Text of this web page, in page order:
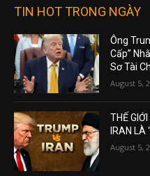
TIN HOT TRONG NGÀY
Ông
Cấp”
Sơ Tài
August 5,
THẾ
IRAN LÀ
August 5,